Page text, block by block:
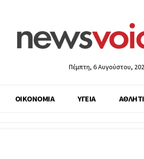
Πέμπτη, 6 Αυγούστου,
ΟΙΚΟΝΟΜΙΑ ΥΓΕΙΑ